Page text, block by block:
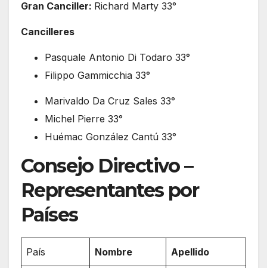
Gran Canciller: Richard Marty 33°
Cancilleres
Pasquale Antonio Di Todaro 33°
Filippo Gammicchia 33°
Marivaldo Da Cruz Sales 33°
Michel Pierre 33°
Huémac González Cantú 33°
Consejo Directivo –
Representantes por
Países
País Nombre Apellido